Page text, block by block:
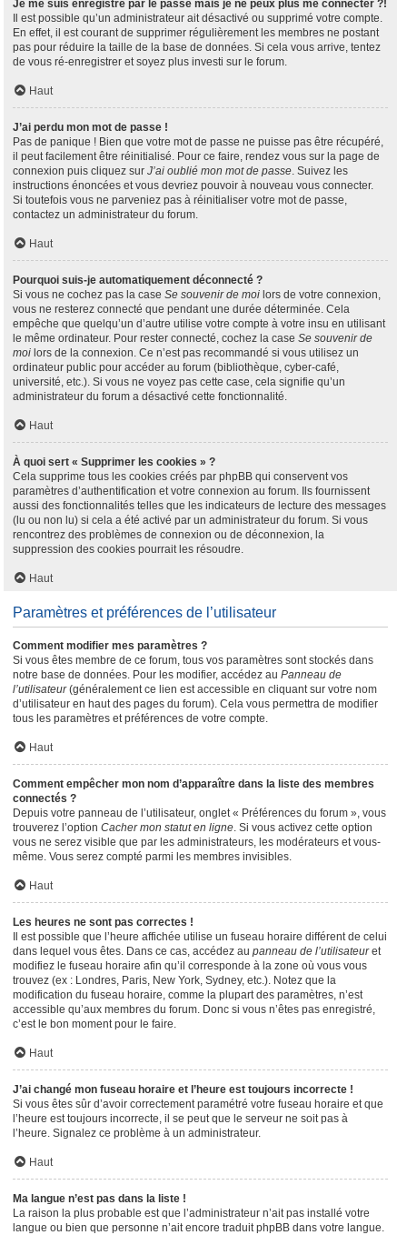
Je me suis enregistré par le passé mais je ne peux plus me connecter ?!
Il est possible qu’un administrateur ait désactivé ou supprimé votre compte.
En effet, il est courant de supprimer régulièrement les membres ne postant
pas pour réduire la taille de la base de données. Si cela vous arrive, tentez
de vous ré-enregistrer et soyez plus investi sur le forum.
Haut
J’ai perdu mon mot de passe !
Pas de panique ! Bien que votre mot de passe ne puisse pas être récupéré,
il peut facilement être réinitialisé. Pour ce faire, rendez vous sur la page de
connexion puis cliquez sur J’ai oublié mon mot de passe. Suivez les
instructions énoncées et vous devriez pouvoir à nouveau vous connecter.
Si toutefois vous ne parveniez pas à réinitialiser votre mot de passe,
contactez un administrateur du forum.
Haut
Pourquoi suis-je automatiquement déconnecté ?
Si vous ne cochez pas la case Se souvenir de moi lors de votre connexion,
vous ne resterez connecté que pendant une durée déterminée. Cela
empêche que quelqu’un d’autre utilise votre compte à votre insu en utilisant
le même ordinateur. Pour rester connecté, cochez la case Se souvenir de
moi lors de la connexion. Ce n’est pas recommandé si vous utilisez un
ordinateur public pour accéder au forum (bibliothèque, cyber-café,
université, etc.). Si vous ne voyez pas cette case, cela signifie qu’un
administrateur du forum a désactivé cette fonctionnalité.
Haut
À quoi sert « Supprimer les cookies » ?
Cela supprime tous les cookies créés par phpBB qui conservent vos
paramètres d’authentification et votre connexion au forum. Ils fournissent
aussi des fonctionnalités telles que les indicateurs de lecture des messages
(lu ou non lu) si cela a été activé par un administrateur du forum. Si vous
rencontrez des problèmes de connexion ou de déconnexion, la
suppression des cookies pourrait les résoudre.
Haut
Paramètres et préférences de l’utilisateur
Comment modifier mes paramètres ?
Si vous êtes membre de ce forum, tous vos paramètres sont stockés dans
notre base de données. Pour les modifier, accédez au Panneau de
l’utilisateur(généralement ce lien est accessible en cliquant sur votre nom
d’utilisateur en haut des pages du forum). Cela vous permettra de modifier
tous les paramètres et préférences de votre compte.
Haut
Comment empêcher mon nom d’apparaître dans la liste des membres
connectés ?
Depuis votre panneau de l’utilisateur, onglet « Préférences du forum », vous
trouverez l’option Cacher mon statut en ligne. Si vous activez cette option
vous ne serez visible que par les administrateurs, les modérateurs et vous-
même. Vous serez compté parmi les membres invisibles.
Haut
Les heures ne sont pas correctes !
Il est possible que l’heure affichée utilise un fuseau horaire différent de celui
dans lequel vous êtes. Dans ce cas, accédez au panneau de l’utilisateuret
modifiez le fuseau horaire afin qu’il corresponde à la zone où vous vous
trouvez (ex : Londres, Paris, New York, Sydney, etc.). Notez que la
modification du fuseau horaire, comme la plupart des paramètres, n’est
accessible qu’aux membres du forum. Donc si vous n’êtes pas enregistré,
c’est le bon moment pour le faire.
Haut
J’ai changé mon fuseau horaire et l’heure est toujours incorrecte !
Si vous êtes sûr d’avoir correctement paramétré votre fuseau horaire et que
l’heure est toujours incorrecte, il se peut que le serveur ne soit pas à
l’heure. Signalez ce problème à un administrateur.
Haut
Ma langue n’est pas dans la liste !
La raison la plus probable est que l’administrateur n’ait pas installé votre
langue ou bien que personne n’ait encore traduit phpBB dans votre langue.